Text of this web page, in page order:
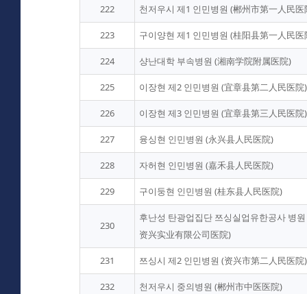
222 천저우시 제1 인민병원 (郴州市第一人民医
223 구이양현 제1 인민병원 (桂阳县第一人民医
224 샹난대학 부속병원 (湘南学院附属医院)
225 이장현 제2 인민병원 (宜章县第二人民医院)
226 이장현 제3 인민병원 (宜章县第三人民医院)
227 융싱현 인민병원 (永兴县人民医院)
228 자허현 인민병원 (嘉禾县人民医院)
229 구이둥현 인민병원 (桂东县人民医院)
230
후난성 탄광업집단 쯔싱실업유한공사 병
资兴实业有限公司医院)
231 쯔싱시 제2 인민병원 (资兴市第二人民医院)
232 천저우시 중의병원 (郴州市中医医院)